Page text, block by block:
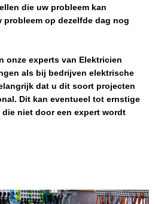
die uw probleem kan
op dezelfde dag nog
onze experts van Elektricien
als bij bedrijven elektrische
dat u dit soort projecten
Dit kan eventueel tot ernstige
niet door een expert wordt